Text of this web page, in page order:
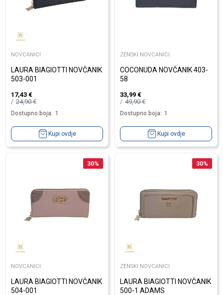
NOVCANICI
LAURA BIAGIOTTI NOVČANIK
503-001
17,43 €
24,90€
Dostupno boja: 1
Kupi ovdje
ZENSKI NOVCANICI
COCONUDA NOVČANIK 403-
58
33,99 €
49,90€
Dostupno boja: 1
Kupi ovdje
30%
NOVCANICI
LAURA BIAGIOTTI NOVČANIK
504-001
30%
ZENSKI NOVCANICI
LAURA BIAGIOTTI NOVČANIK
500-1 ADAMS